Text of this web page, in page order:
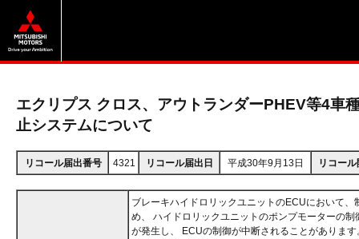
エクリプス クロス、アウトランダーPHEV等4車
止システムについて
リコール届出番号 4321 リコール届出日 平成30年9月13日 リコー
ブレーキハイドロリックユニットのECUにおいて、
め、 ハイドロリックユニットのポンプモーターの
が発生し、 ECUの制御が中断されることがありま